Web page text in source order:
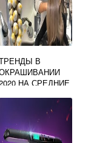
В
НА СРЕДНИЕ